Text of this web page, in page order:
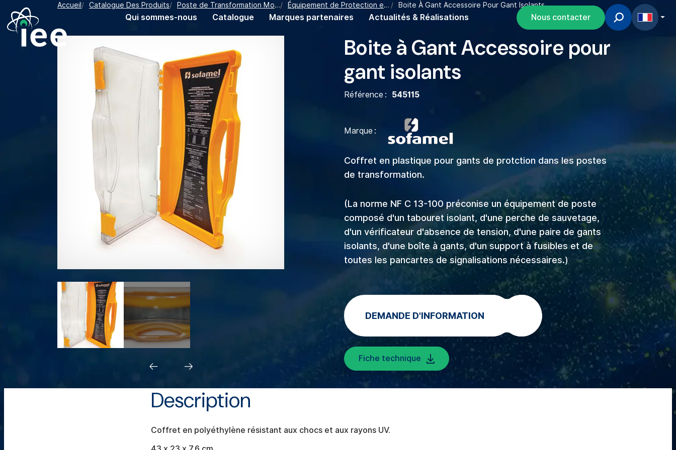
Aller au contenu principal
Navigation principaleQui sommes-nous Catalogue Marques partenaires Actualités & Réalisations Nous contacter
Fil d'Ariane
Accueil Catalogue Des Produits Poste de Transformation Moyenne Tension Équipement de Protection et de Signalisation Boite À Gant Accessoire Pour Gant Isolants
Image précédenteImage suivante
Boite à Gant Accessoire pour
gant isolants
Référence 545115
Marque
Coffret en plastique pour gants de protction dans les postes
de transformation.
(La norme NF C 13-100 préconise un équipement de poste
composé d'un tabouret isolant, d'une perche de sauvetage,
d'un vérificateur d'absence de tension, d'une paire de gants
isolants, d'une boîte à gants, d'un support à fusibles et de
toutes les pancartes de signalisations nécessaires.)
DEMANDE D'INFORMATION
Fiche technique
Description
Coffret en polyéthylène résistant aux chocs et aux rayons UV.